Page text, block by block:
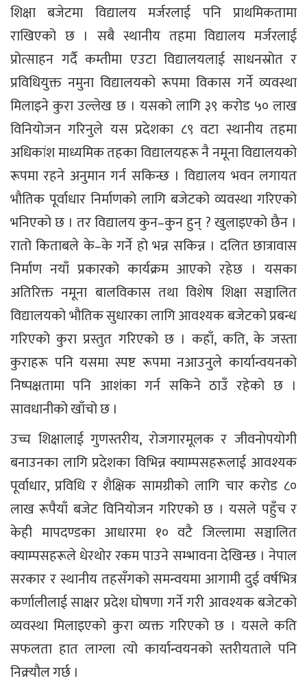
शिक्षा बजेटमा विद्यालय मर्जरलाई पनि प्राथमिकतामा
राखिएको छ । सबै स्थानीय तहमा विद्यालय मर्जरलाई
प्रोत्साहन गर्दै कम्तीमा एउटा विद्यालयलाई साधनस्रोत र
प्रविधियुक्त नमुना विद्यालयको रूपमा विकास गर्ने व्यवस्था
मिलाइने कुरा उल्लेख छ । यसको लागि ३९ करोड ५० लाख
विनियोजन गरिनुले यस प्रदेशका ८९ वटा स्थानीय तहमा
अधिकांश माध्यमिक तहका विद्यालयहरू नै नमूना विद्यालयको
रूपमा रहने अनुमान गर्न सकिन्छ । विद्यालय भवन लगायत
भौतिक पूर्वाधार निर्माणको लागि बजेटको व्यवस्था गरिएको
भनिएको छ । तर विद्यालय कुन–कुन हुन् ? खुलाइएको छैन ।
रातो किताबले के–के गर्ने हो भन्न सकिन्न । दलित छात्रावास
निर्माण नयाँ प्रकारको कार्यक्रम आएको रहेछ । यसका
अतिरिक्त नमूना बालविकास तथा विशेष शिक्षा सञ्चालित
विद्यालयको भौतिक सुधारका लागि आवश्यक बजेटको प्रबन्ध
गरिएको कुरा प्रस्तुत गरिएको छ । कहाँ, कति, के जस्ता
कुराहरू पनि यसमा स्पष्ट रूपमा नआउनुले कार्यान्वयनको
निष्पक्षतामा पनि आशंका गर्न सकिने ठाउँ रहेको छ ।
सावधानीको खाँचो छ ।
उच्च शिक्षालाई गुणस्तरीय, रोजगारमूलक र जीवनोपयोगी
बनाउनका लागि प्रदेशका विभिन्न क्याम्पसहरूलाई आवश्यक
पूर्वाधार, प्रविधि र शैक्षिक सामग्रीको लागि चार करोड ८०
लाख रूपैयाँ बजेट विनियोजन गरिएको छ । यसले पहुँच र
केही मापदण्डका आधारमा १० वटै जिल्लामा सञ्चालित
क्याम्पसहरूले धेरथोर रकम पाउने सम्भावना देखिन्छ । नेपाल
सरकार र स्थानीय तहसँगको समन्वयमा आगामी दुई वर्षभित्र
कर्णालीलाई साक्षर प्रदेश घोषणा गर्ने गरी आवश्यक बजेटको
व्यवस्था मिलाइएको कुरा व्यक्त गरिएको छ । यसले कति
सफलता हात लाग्ला त्यो कार्यान्वयनको स्तरीयताले पनि
निक्र्यौल गर्छ ।